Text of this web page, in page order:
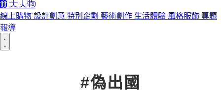
線上購物 設計創意 特別企劃 藝術創作 生活體驗 風格服飾 專題
報導
#偽出國